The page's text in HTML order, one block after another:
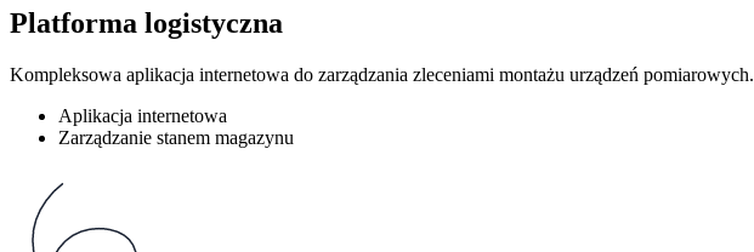
Platforma logistyczna
Kompleksowa aplikacja internetowa do zarządzania zleceniami montażu urządzeń pomiarowych.
Aplikacja internetowa
Zarządzanie stanem magazynu